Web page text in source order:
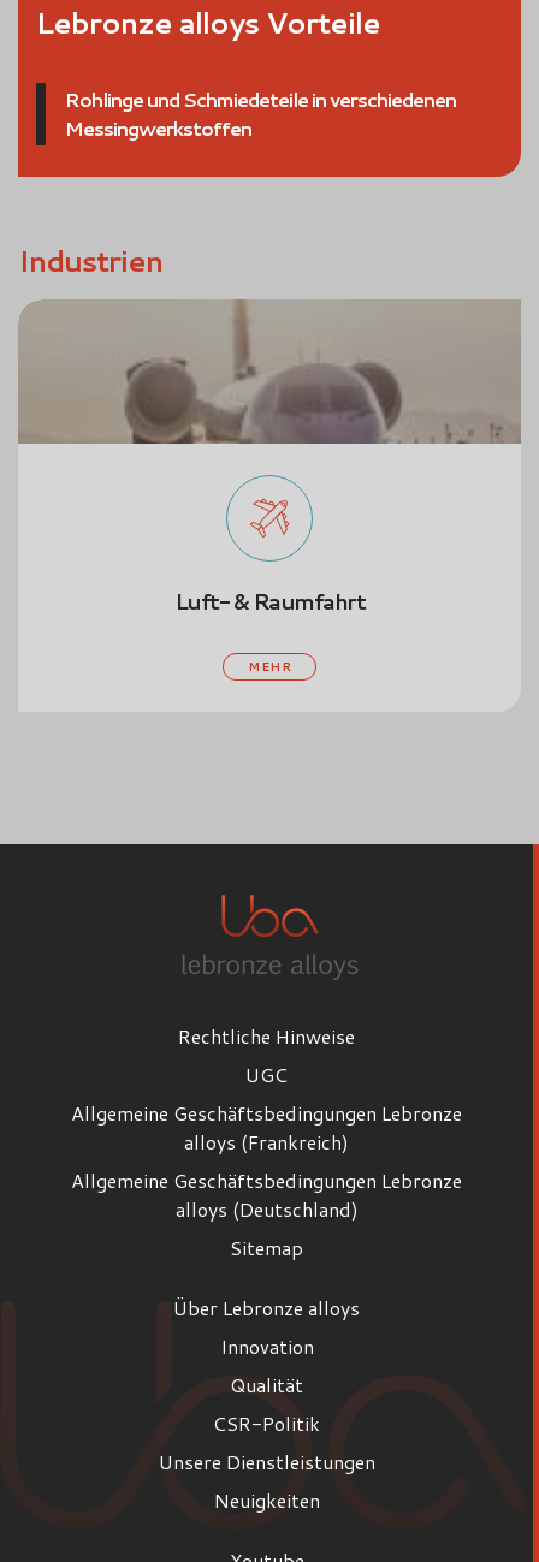
Lebronze alloys Vorteile
Rohlinge und Schmiedeteile in verschiedenen
Messingwerkstoffen
Industrien
Rechtliche Hinweise
UGC
Allgemeine Geschäftsbedingungen Lebronze
alloys (Frankreich)
Allgemeine Geschäftsbedingungen Lebronze
alloys (Deutschland)
Sitemap
Über Lebronze alloys
Innovation
Qualität
CSR-Politik
Unsere Dienstleistungen
Neuigkeiten